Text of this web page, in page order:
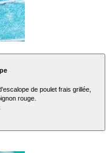
de poulet frais grillée,
rouge.